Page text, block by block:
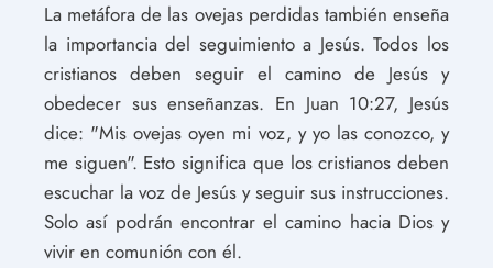
La metáfora de las ovejas perdidas también enseña
la importancia del seguimiento a Jesús. Todos los
cristianos deben seguir el camino de Jesús y
obedecer sus enseñanzas. En Juan 10:27, Jesús
dice: "Mis ovejas oyen mi voz, y yo las conozco, y
me siguen". Esto significa que los cristianos deben
escuchar la voz de Jesús y seguir sus instrucciones.
Solo así podrán encontrar el camino hacia Dios y
vivir en comunión con él.